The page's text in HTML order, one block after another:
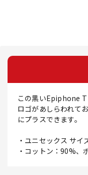
この黒いEpiphone
ロゴがあしらわれて
にプラスできます。
・ユニセックス サイ
・コットン：90%、